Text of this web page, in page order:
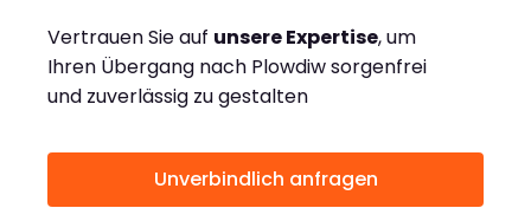
Vertrauen Sie auf unsere Expertise, um
Ihren Übergang nach Plowdiw sorgenfrei
und zuverlässig zu gestalten
Unverbindlich anfragen